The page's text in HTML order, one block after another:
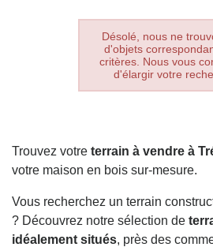
Désolé, nous ne
d'objets
critères. Nous vous
d'élargir votre
Trouvez votre terrain à vendre à
votre maison en bois sur-mesure.
Vous recherchez un terrain
? Découvrez notre sélection de
idéalement situés, près des